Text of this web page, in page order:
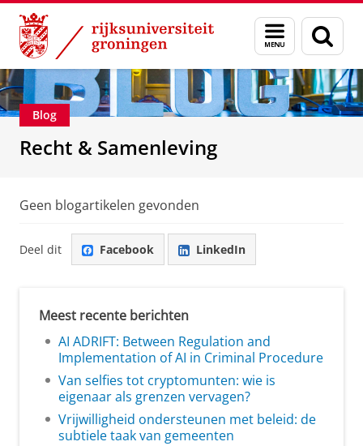
Skip
Content
Skip
Navigation
Menu
en
zoeken
Over ons Recht & Samenleving
Blog
Recht & Samenleving
Geen blogartikelen gevonden
Deel dit Facebook LinkedIn
Meest recente berichten
AI ADRIFT: Between Regulation and
Implementation of AI in Criminal Procedure
Van selfies tot cryptomunten: wie is
eigenaar als grenzen vervagen?
Vrijwilligheid ondersteunen met beleid: de
subtiele taak van gemeenten